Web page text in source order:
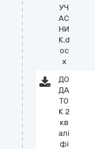
УЧ
АС
НИ
К.d
oc
x
ДО
ДА
ТО
К 2
кв
алі
фі